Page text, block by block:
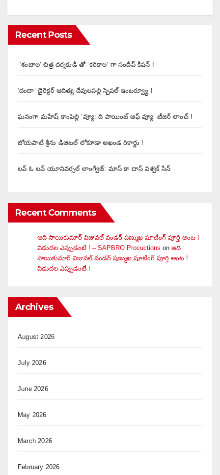
Recent Posts
‘శంబాల’ చిత్ర దర్శకుడి తో ‘కరికాల’ గా సందీప్ కిషన్ !
‘దందా’ డైరెక్ట‌ర్ ఆదిత్య దేవులపల్లి స్పెషల్ ఇంటర్వ్యూ !
ఘనంగా మహేష్ కాంపెల్లి ‘వ్యూ: ది పాయింట్ ఆఫ్ వ్యూ’ టీజర్ లాంచ్ !
బోయపాటి శ్రీను డిజిటల్‌ లోకూడా అఖండ రికార్డు !
లవ్ ఓ లవ్ యూనివర్సల్ లాంగ్వేజ్‌: మాస్ కా దాస్ విశ్వక్ సేన్
Recent Comments
ఆది సాయికుమార్ విజువ‌ల్ వండ‌ర్ ష‌ణ్ముఖ షూటింగ్ పూర్తి అంట !
విడుదల ఎప్పుడంటే ! – SAPBRO Procuctions on ఆది
సాయికుమార్ విజువ‌ల్ వండ‌ర్ ష‌ణ్ముఖ షూటింగ్ పూర్తి అంట !
విడుదల ఎప్పుడంటే !
Archives
August 2026
July 2026
June 2026
May 2026
March 2026
February 2026